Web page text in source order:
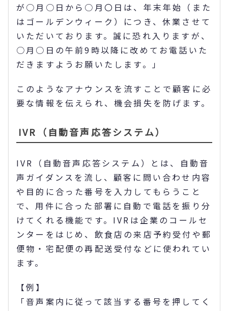
が○月○日から○月〇日は、年末年始（また
はゴールデンウィーク）につき、休業させて
いただいております。誠に恐れ入りますが、
○月○日の午前9時以降に改めてお電話いた
だきますようお願いたします。」
このようなアナウンスを流すことで顧客に必
要な情報を伝えられ、機会損失を防げます。
IVR（自動音声応答システム）
IVR（自動音声応答システム）とは、自動音
声ガイダンスを流し、顧客に問い合わせ内容
や目的に合った番号を入力してもらうこと
で、用件に合った部署に自動で電話を振り分
けてくれる機能です。IVRは企業のコールセ
ンターをはじめ、飲食店の来店予約受付や郵
便物・宅配便の再配送受付などに使われてい
ます。
【例】
「音声案内に従って該当する番号を押してく